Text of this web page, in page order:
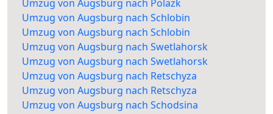
Umzug von Augsburg nach Polazk
Umzug von Augsburg nach Schlobin
Umzug von Augsburg nach Schlobin
Umzug von Augsburg nach Swetlahorsk
Umzug von Augsburg nach Swetlahorsk
Umzug von Augsburg nach Retschyza
Umzug von Augsburg nach Retschyza
Umzug von Augsburg nach Schodsina